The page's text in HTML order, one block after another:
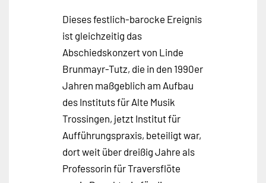
Dieses festlich-barocke Ereignis
ist gleichzeitig das
Abschiedskonzert von Linde
Brunmayr-Tutz, die in den 1990er
Jahren maßgeblich am Aufbau
des Instituts für Alte Musik
Trossingen, jetzt Institut für
Aufführungspraxis, beteiligt war,
dort weit über dreißig Jahre als
Professorin für Traversflöte